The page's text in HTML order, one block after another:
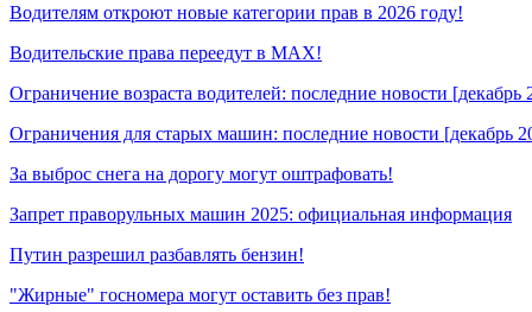
Водителям откроют новые категории прав в 2026 году!
Водительские права переедут в MAX!
Ограничение возраста водителей: последние новости [декабрь
Ограничения для старых машин: последние новости [декабрь
За выброс снега на дорогу могут оштрафовать!
Запрет праворульных машин 2025: официальная информация
Путин разрешил разбавлять бензин!
"Жирные" госномера могут оставить без прав!